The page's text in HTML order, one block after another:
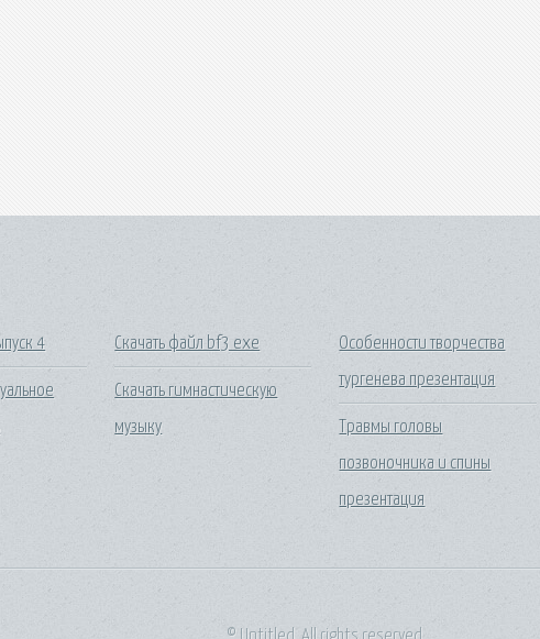
4 Скачать файл bf3 exe
Скачать гимнастическую
музыку
Особенности творчества
тургенева презентация
Травмы головы
позвоночника и спины
презентация